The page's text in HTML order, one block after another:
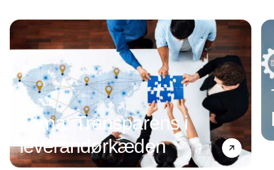
Tema: Transparens i
leverandørkæden